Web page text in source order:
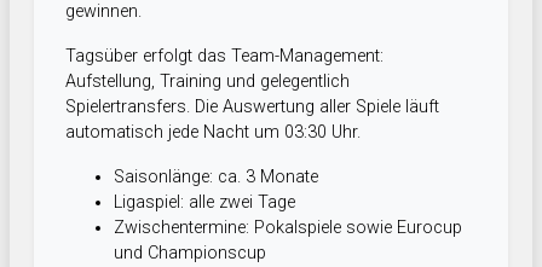
gewinnen.
Tagsüber erfolgt das Team-Management:
Aufstellung, Training und gelegentlich
Spielertransfers. Die Auswertung aller Spiele läuft
automatisch jede Nacht um 03:30 Uhr.
Saisonlänge: ca. 3 Monate
Ligaspiel: alle zwei Tage
Zwischentermine: Pokalspiele sowie Eurocup
und Championscup